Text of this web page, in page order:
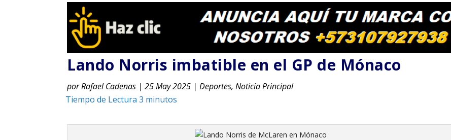
Lando Norris imbatible en el GP de Mónaco
porRafael Cadenas | 25 May 2025 | Deportes, Noticia Principal